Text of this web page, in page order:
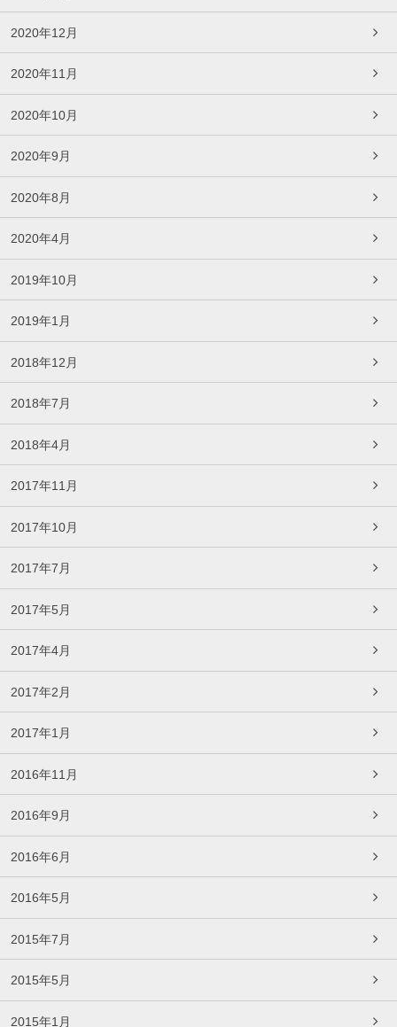
2020年12月
2020年11月
2020年10月
2020年9月
2020年8月
2020年4月
2019年10月
2019年1月
2018年12月
2018年7月
2018年4月
2017年11月
2017年10月
2017年7月
2017年5月
2017年4月
2017年2月
2017年1月
2016年11月
2016年9月
2016年6月
2016年5月
2015年7月
2015年5月
2015年1月